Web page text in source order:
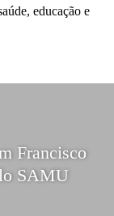
educação e
Francisco
SAMU